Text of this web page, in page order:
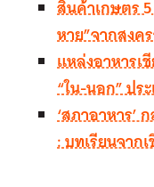
สินค้าเกษตร
หาย”จากสงค
แหล่งอาหารเ
“ใน-นอก” ปร
‘สภาอาหาร’
: บทเรียนจาก